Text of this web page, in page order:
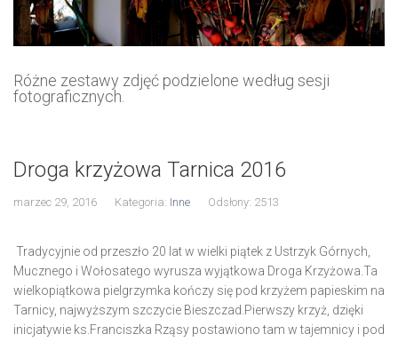
Różne zestawy zdjęć podzielone według sesji
fotograficznych.
Droga krzyżowa Tarnica 2016
marzec 29, 2016 Kategoria: Inne Odsłony: 2513
Tradycyjnie od przeszło 20 lat w wielki piątek z Ustrzyk Górnych,
Mucznego i Wołosatego wyrusza wyjątkowa Droga Krzyżowa.Ta
wielkopiątkowa pielgrzymka kończy się pod krzyżem papieskim na
Tarnicy, najwyższym szczycie Bieszczad.Pierwszy krzyż, dzięki
inicjatywie ks.Franciszka Rząsy postawiono tam w tajemnicy i pod